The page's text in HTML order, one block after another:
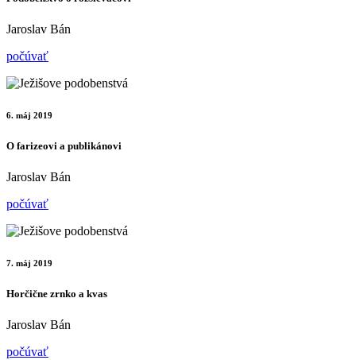
Jaroslav Bán
počúvať
6. máj 2019
O farizeovi a publikánovi
Jaroslav Bán
počúvať
7. máj 2019
Horčične zrnko a kvas
Jaroslav Bán
počúvať